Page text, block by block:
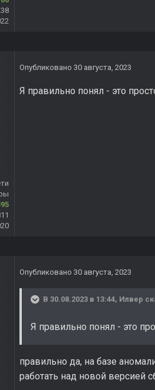
Опубликовано 30 августа, 2023
Я правильно понял - это
Опубликовано 30 августа, 2023
В 30.08.2023 в 13:44, Илвер
Я правильно понял - это
правильно да, на базе
работать над новой